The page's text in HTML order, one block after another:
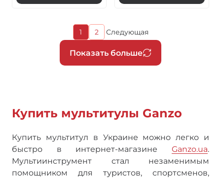
Нумерация
страниц
Показать больше
Текущая
страница
1
Страница
2
Следующая
страница
Следующая
Купить мультитулы Ganzo
Купить мультитул в Украине можно легко и
быстро в интернет-магазине Ganzo.ua.
Мультиинструмент стал незаменимым
помощником для туристов, спортсменов,